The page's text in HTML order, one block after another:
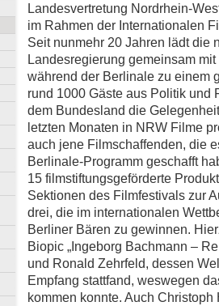
Landesvertretung Nordrhein-
im Rahmen der Internationalen
Seit nunmehr 20 Jahren lädt die
Landesregierung gemeinsam
während der Berlinale zu einem
rund 1000 Gäste aus Politik und
dem Bundesland die
letzten Monaten in NRW Filme
auch jene Filmschaffenden, die
Berlinale-Programm geschafft
15 filmstiftungsgeförderte
Sektionen des Filmfestivals zur
drei, die im internationalen
Berliner Bären zu gewinnen.
Biopic „Ingeborg Bachmann –
und Ronald Zehrfeld, dessen
Empfang stattfand, weswegen
kommen konnte. Auch